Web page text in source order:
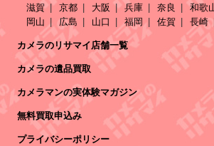
滋賀
京都 大阪 兵庫 奈良 和歌
岡山
広島 山口 福岡 佐賀 長崎
カメラのリサマイ店舗一覧
カメラの遺品買取
カメラマンの実体験マガジン
無料買取申込み
プライバシーポリシー